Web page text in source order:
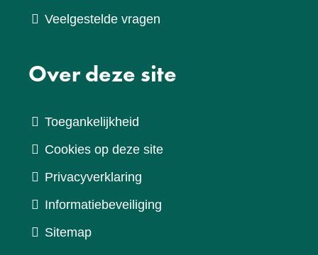
Veelgestelde vragen
Over deze site
Toegankelijkheid
Cookies op deze site
Privacyverklaring
Informatiebeveiliging
Sitemap